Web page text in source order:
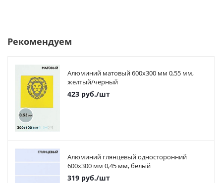
Рекомендуем
Алюминий матовый 600х300 мм 0,55 мм,
желтый/черный
423 руб./шт
Алюминий глянцевый односторонний
600х300 мм 0,45 мм, белый
319 руб./шт